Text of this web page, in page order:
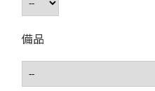
備品